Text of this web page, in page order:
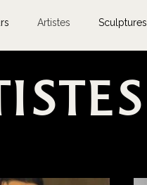
Artistes Sculptures